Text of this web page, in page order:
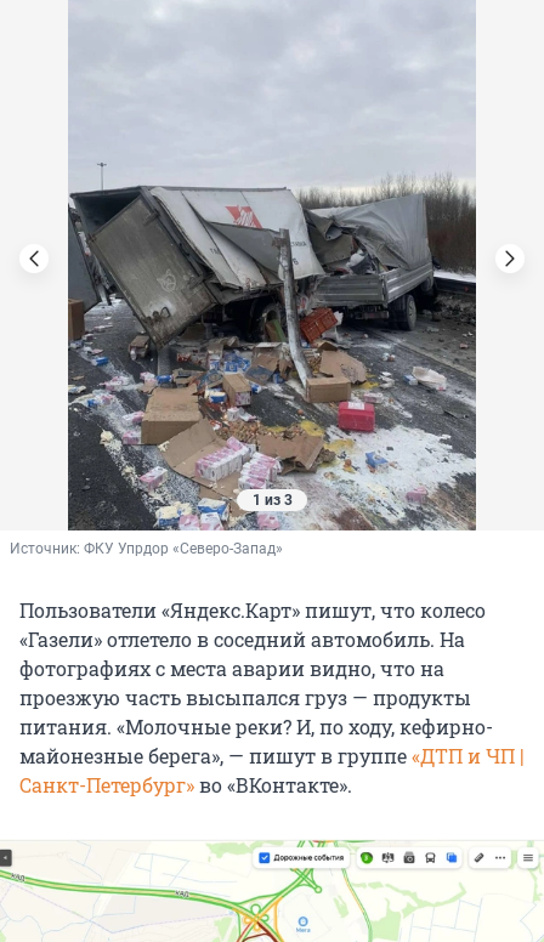
1 из 3
Источник: ФКУ Упрдор «Северо-Запад»
Пользователи «Яндекс.Карт» пишут, что колесо
«Газели» отлетело в соседний автомобиль. На
фотографиях с места аварии видно, что на
проезжую часть высыпался груз — продукты
питания. «Молочные реки? И, по ходу, кефирно-
майонезные берега», — пишут в группе«ДТП и ЧП |
Санкт-Петербург»во «ВКонтакте».